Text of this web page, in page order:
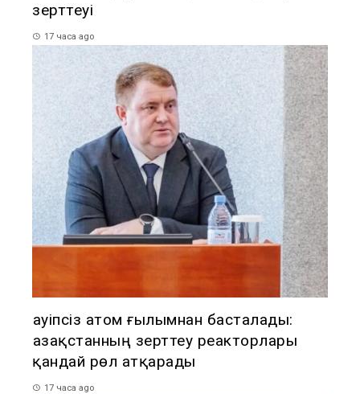
зерттеуі
17 часа ago
Қауіпсіз атом ғылымнан басталады:
Қазақстанның зерттеу реакторлары
қандай рөл атқарады
17 часа ago